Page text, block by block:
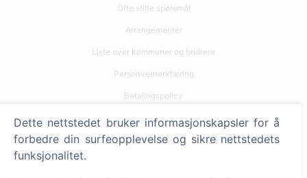
Ofte stilte spørsmål
Arrangementer
Liste over kommuner og brukere
Personvernerklæring
Betalingspolicy
Innstillinger for informasjonskapsler
Søk
Dette nettstedet bruker informasjonskapsler for å
forbedre din surfeopplevelse og sikre nettstedets
funksjonalitet.